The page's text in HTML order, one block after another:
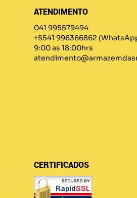
ATENDIMENTO
041 995579494
+5541 996366862
9:00 as 18:00hrs
CERTIFICADOS